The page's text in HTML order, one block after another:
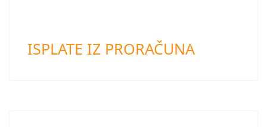
ISPLATE IZ PRORAČUNA